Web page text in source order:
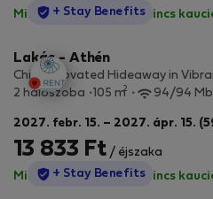
Minden díj benne van·Nincs
StayProtection
+ Stay Benefits
Lakás - Athén
Chic Renovated Hideaway in
2 hálószoba
105 m2 94/94
2027. febr. 15. – 2027. ápr. 15.
13 833 Ft / éjszaka
Minden díj benne van·Nincs
StayProtection
+ Stay Benefits